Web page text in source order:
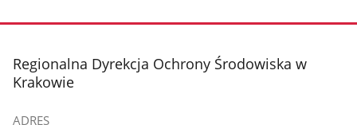
stopka
Regionalna Dyrekcja Ochrony Środowiska w
Krakowie
ADRES